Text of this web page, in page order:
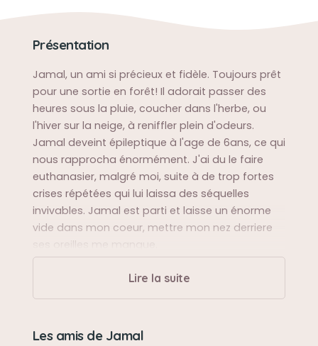
Présentation
Jamal, un ami si précieux et fidèle. Toujours prêt
pour une sortie en forêt! Il adorait passer des
heures sous la pluie, coucher dans l'herbe, ou
l'hiver sur la neige, à reniffler plein d'odeurs.
Jamal deveint épileptique à l'age de 6ans, ce qui
nous rapprocha énormément. J'ai du le faire
euthanasier, malgré moi, suite à de trop fortes
crises répétées qui lui laissa des séquelles
invivables. Jamal est parti et laisse un énorme
vide dans mon coeur, mettre mon nez derriere
ses oreilles me manque.
Sa balade préférée
pour qu'Il puisse s'y baigner. En fait, n'importe
Lire la suite
Les amis de Jamal